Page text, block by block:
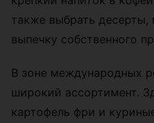
также выбрать
выпечку собственного
В зоне международных
широкий ассортимент.
картофель фри и